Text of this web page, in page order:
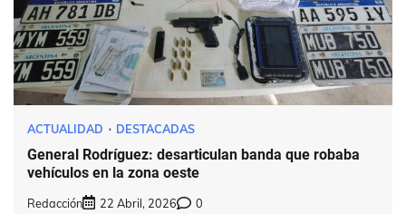
ACTUALIDAD DESTACADAS
General Rodríguez: desarticulan banda que robaba
vehículos en la zona oeste
Redacción 22 Abril, 2026 0